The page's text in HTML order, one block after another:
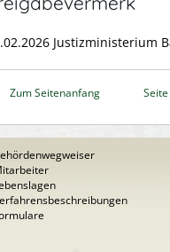
Justizministerium
Zum Seitenanfang